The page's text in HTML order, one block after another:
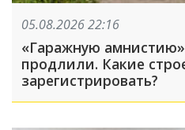
05.08.2026 22:16
«Гаражную
продлили. Какие
зарегистрировать?